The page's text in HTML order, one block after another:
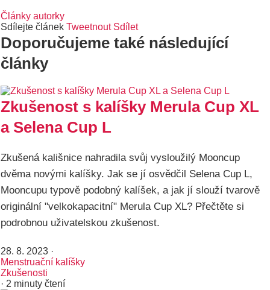
Články autorky
Sdílejte článek Tweetnout Sdílet
Doporučujeme také následující
články
Zkušenost s kalíšky Merula Cup XL
a Selena Cup L
Zkušená kališnice nahradila svůj vysloužilý Mooncup
dvěma novými kalíšky. Jak se jí osvědčil Selena Cup L,
Mooncupu typově podobný kalíšek, a jak jí slouží tvarově
originální "velkokapacitní" Merula Cup XL? Přečtěte si
podrobnou uživatelskou zkušenost.
28. 8. 2023 ·
Menstruační kalíšky
Zkušenosti
· 2 minuty čtení